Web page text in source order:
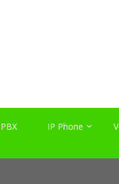
IP Phone